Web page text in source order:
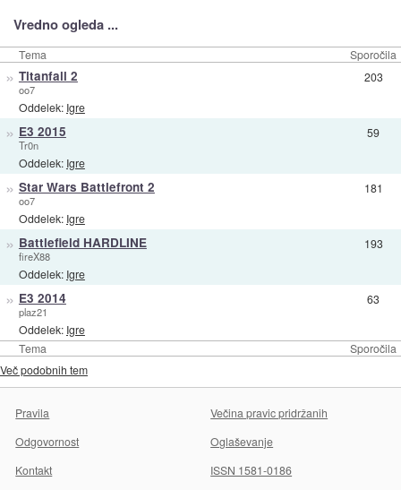
Vredno ogleda ...
Tema Sporočila
Tema Sporočila
» Titanfall 2
oo7
Oddelek: Igre
203
» E3 2015
Tr0n
Oddelek: Igre
59
» Star Wars Battlefront 2
oo7
Oddelek: Igre
181
» Battlefield HARDLINE
fireX88
Oddelek: Igre
193
» E3 2014
plaz21
Oddelek: Igre
63
Več podobnih tem
Pravila
Večina pravic pridržanih
Odgovornost
Oglaševanje
Kontakt
ISSN 1581-0186